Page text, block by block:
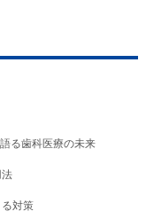
る歯科医療の未来
対策